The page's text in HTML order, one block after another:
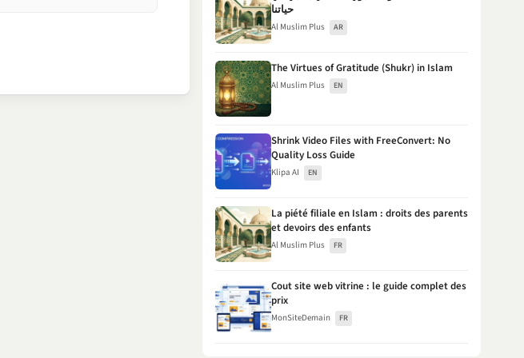
حياتنا
Al Muslim Plus AR
The Virtues of Gratitude (Shukr) in Islam
Al Muslim Plus EN
Shrink Video Files with FreeConvert: No
Quality Loss Guide
Klipa AI EN
La piété filiale en Islam : droits des parents
et devoirs des enfants
Al Muslim Plus FR
Cout site web vitrine : le guide complet des
prix
MonSiteDemain FR